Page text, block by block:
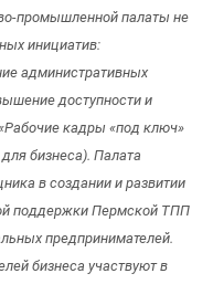
промышленной палаты не
инициатив:
административных
доступности и
кадры «под ключ»
бизнеса). Палата
в создании и развитии
поддержки Пермской ТПП
предпринимателей.
бизнеса участвуют в